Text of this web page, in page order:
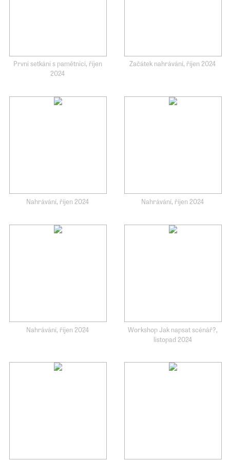
První setkání s pamětnicí, říjen
2024
Začátek nahrávání, říjen 2024
Nahrávání, říjen 2024 Nahrávání, říjen 2024
Nahrávání, říjen 2024
Workshop Jak napsat scénář?,
listopad 2024